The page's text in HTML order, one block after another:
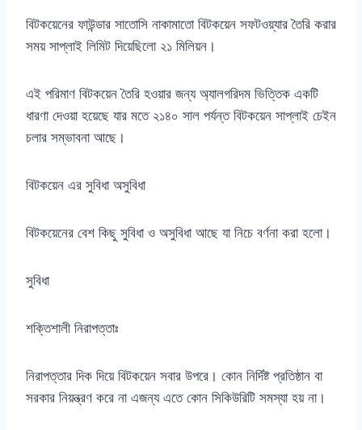
বিটকয়েনের ফাউন্ডার সাতোসি নাকামাতো বিটকয়েন সফটওয়্যার তৈরি করার
সময় সাপ্লাই লিমিট দিয়েছিলো ২১ মিলিয়ন।
এই পরিমাণ বিটকয়েন তৈরি হওয়ার জন্য অ্যালগরিদম ভিত্তিক একটি
ধারণা দেওয়া হয়েছে যার মতে ২১৪০ সাল পর্যন্ত বিটকয়েন সাপ্লাই চেইন
চলার সম্ভাবনা আছে।
বিটকয়েন এর সুবিধা অসুবিধা
বিটকয়েনের বেশ কিছু সুবিধা ও অসুবিধা আছে যা নিচে বর্ণনা করা হলো।
সুবিধা
শক্তিশালী নিরাপত্তাঃ
নিরাপত্তার দিক দিয়ে বিটকয়েন সবার উপরে। কোন নির্দিষ্ট প্রতিষ্ঠান বা
সরকার নিয়ন্ত্রণ করে না এজন্য এতে কোন সিকিউরিটি সমস্যা হয় না।